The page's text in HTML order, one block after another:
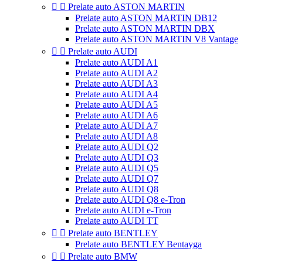
  Prelate auto ASTON MARTIN
Prelate auto ASTON MARTIN DB12
Prelate auto ASTON MARTIN DBX
Prelate auto ASTON MARTIN V8 Vantage
  Prelate auto AUDI
Prelate auto AUDI A1
Prelate auto AUDI A2
Prelate auto AUDI A3
Prelate auto AUDI A4
Prelate auto AUDI A5
Prelate auto AUDI A6
Prelate auto AUDI A7
Prelate auto AUDI A8
Prelate auto AUDI Q2
Prelate auto AUDI Q3
Prelate auto AUDI Q5
Prelate auto AUDI Q7
Prelate auto AUDI Q8
Prelate auto AUDI Q8 e-Tron
Prelate auto AUDI e-Tron
Prelate auto AUDI TT
  Prelate auto BENTLEY
Prelate auto BENTLEY Bentayga
  Prelate auto BMW